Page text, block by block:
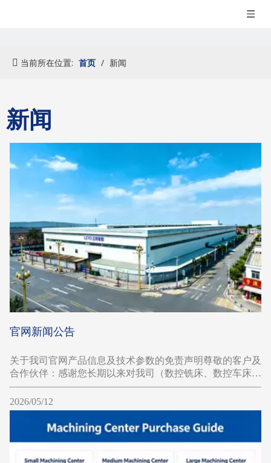
当前所在位置: 首页 / 新闻
新闻
官网新闻公告
关于我司官网产品信息及技术参数的免责声明尊敬的客户及
合作伙伴：感谢您长期以来对我司（数控铣床、数控车床）
的关注和支持。
2026/05/12